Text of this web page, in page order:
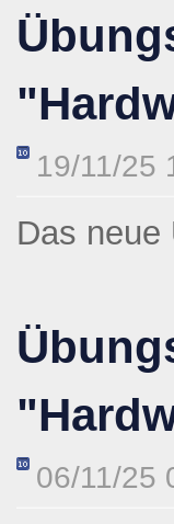
19/11/25
Das neue
06/11/25